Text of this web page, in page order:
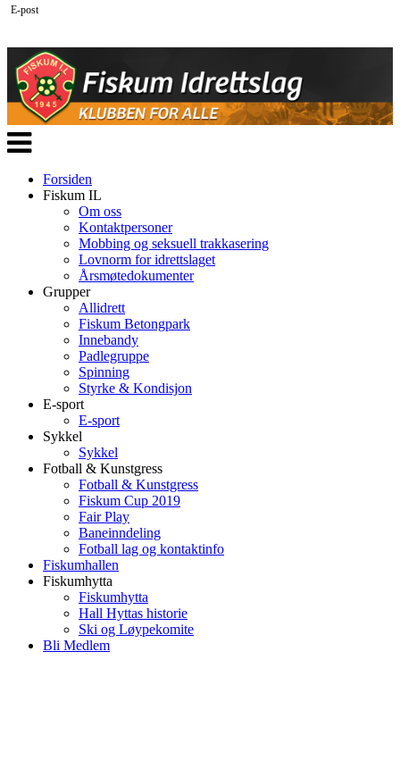
Veksle
navigasjon
Forsiden
Fiskum IL
Om oss
Kontaktpersoner
Mobbing og seksuell trakkasering
Lovnorm for idrettslaget
Årsmøtedokumenter
Grupper
Allidrett
Fiskum Betongpark
Innebandy
Padlegruppe
Spinning
Styrke & Kondisjon
E-sport
E-sport
Sykkel
Sykkel
Fotball & Kunstgress
Fotball & Kunstgress
Fiskum Cup 2019
Fair Play
Baneinndeling
Fotball lag og kontaktinfo
Fiskumhallen
Fiskumhytta
Fiskumhytta
Hall Hyttas historie
Ski og Løypekomite
Bli Medlem
E-post